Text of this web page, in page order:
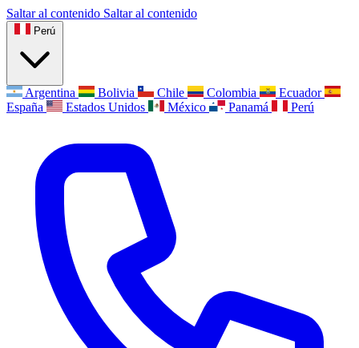
Saltar al contenido Saltar al contenido
Perú
Argentina Bolivia Chile Colombia
Ecuador
España
Estados Unidos México Panamá Perú